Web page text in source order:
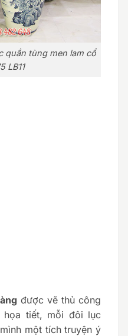
quần tùng men lam cổ
LB11
được vẽ thủ công
họa tiết, mỗi đôi lục
một tích truyện ý